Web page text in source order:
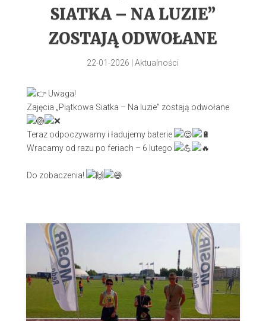
SIATKA – NA LUZIE”
ZOSTAJĄ ODWOŁANE
22-01-2026 |Aktualności
Uwaga!
Zajęcia „Piątkowa Siatka – Na luzie” zostają odwołane
Teraz odpoczywamy i ładujemy baterie
Wracamy od razu po feriach – 6 lutego
Do zobaczenia!